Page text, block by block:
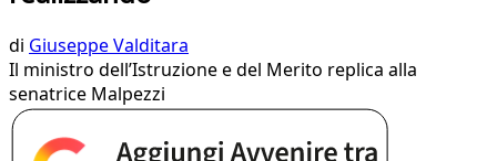
di Giuseppe Valditara
Il ministro dell’Istruzione e del Merito replica alla
senatrice Malpezzi